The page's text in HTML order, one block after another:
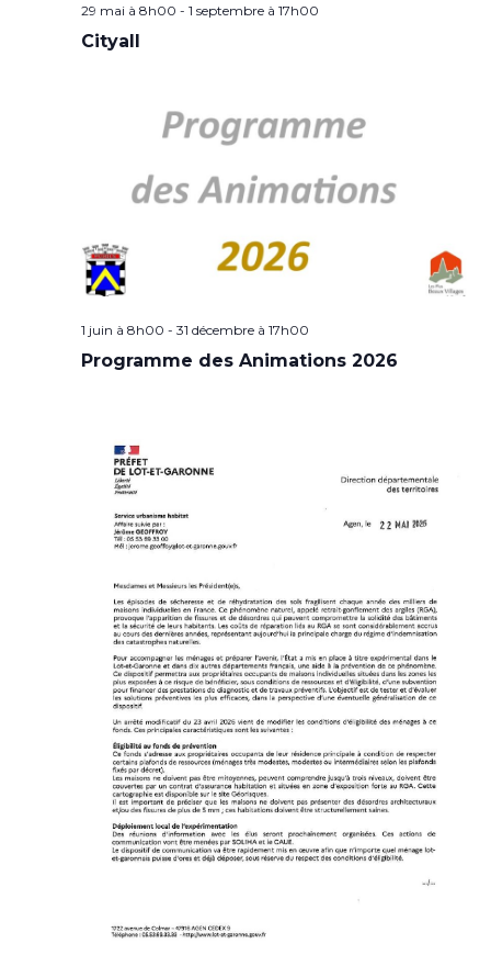
29 mai à 8h00 - 1 septembre à 17h00
Cityall
1 juin à 8h00 - 31 décembre à 17h00
Programme des Animations 2026